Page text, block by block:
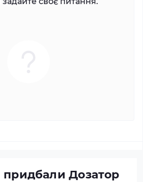
придбали Дозатор